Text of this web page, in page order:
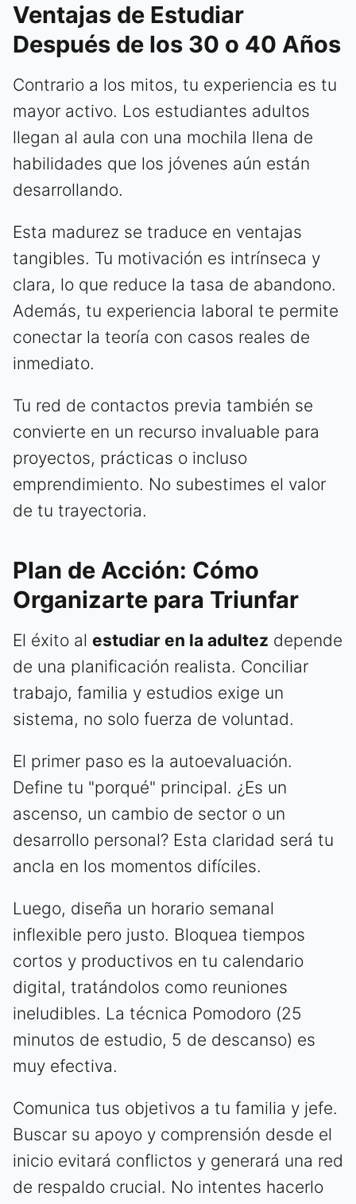
Ventajas de Estudiar
Después de los 30 o 40 Años
Contrario a los mitos, tu experiencia es tu
mayor activo. Los estudiantes adultos
llegan al aula con una mochila llena de
habilidades que los jóvenes aún están
desarrollando.
Esta madurez se traduce en ventajas
tangibles. Tu motivación es intrínseca y
clara, lo que reduce la tasa de abandono.
Además, tu experiencia laboral te permite
conectar la teoría con casos reales de
inmediato.
Tu red de contactos previa también se
convierte en un recurso invaluable para
proyectos, prácticas o incluso
emprendimiento. No subestimes el valor
de tu trayectoria.
Plan de Acción: Cómo
Organizarte para Triunfar
El éxito al estudiar en la adultez depende
de una planificación realista. Conciliar
trabajo, familia y estudios exige un
sistema, no solo fuerza de voluntad.
El primer paso es la autoevaluación.
Define tu "porqué" principal. ¿Es un
ascenso, un cambio de sector o un
desarrollo personal? Esta claridad será tu
ancla en los momentos difíciles.
Luego, diseña un horario semanal
inflexible pero justo. Bloquea tiempos
cortos y productivos en tu calendario
digital, tratándolos como reuniones
ineludibles. La técnica Pomodoro (25
minutos de estudio, 5 de descanso) es
muy efectiva.
Comunica tus objetivos a tu familia y jefe.
Buscar su apoyo y comprensión desde el
inicio evitará conflictos y generará una red
de respaldo crucial. No intentes hacerlo